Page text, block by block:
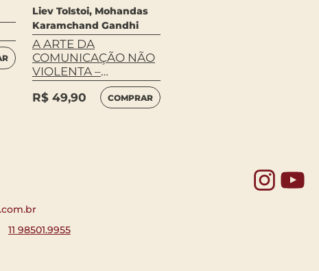
Liev Tolstoi, Mohandas
Karamchand Gandhi
A ARTE DA
COMUNICAÇÃO NÃO
VIOLENTA –
ESCRITOS E
CORRESPONDÊNCIAS
ENTRE GANDHI E
R$ 49,90 COMPRAR
11 98501.9955